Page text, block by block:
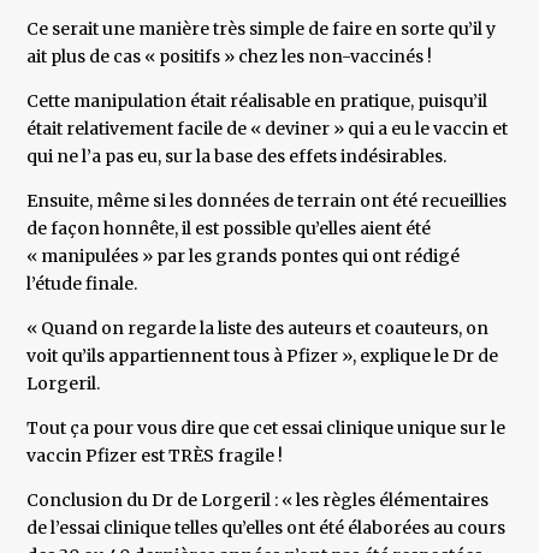
Ce serait une manière très simple de faire en sorte qu’il y
ait plus de cas « positifs » chez les non-vaccinés !
Cette manipulation était réalisable en pratique, puisqu’il
était relativement facile de « deviner » qui a eu le vaccin et
qui ne l’a pas eu, sur la base des effets indésirables.
Ensuite, même si les données de terrain ont été recueillies
de façon honnête, il est possible qu’elles aient été
« manipulées » par les grands pontes qui ont rédigé
l’étude finale.
« Quand on regarde la liste des auteurs et coauteurs, on
voit qu’ils appartiennent tous à Pfizer », explique le Dr de
Lorgeril.
Tout ça pour vous dire que cet essai clinique unique sur le
vaccin Pfizer est TRÈS fragile !
Conclusion du Dr de Lorgeril : « les règles élémentaires
de l’essai clinique telles qu’elles ont été élaborées au cours